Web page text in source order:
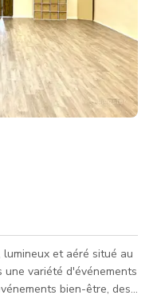
et aéré situé au
variété d'événements
bien-être, des